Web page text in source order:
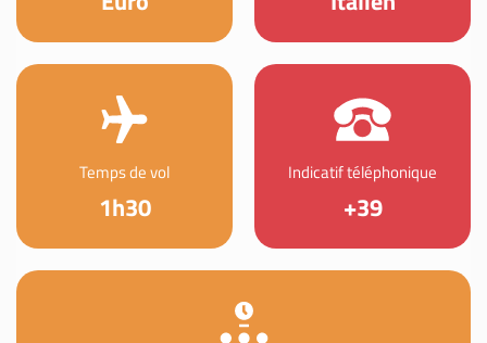
Temps de vol
1h30
Indicatif téléphonique
+39